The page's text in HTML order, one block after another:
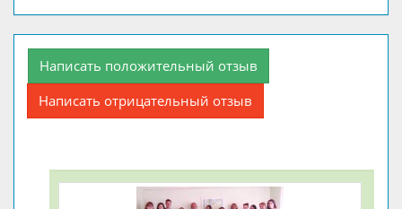
Написать положительный отзыв
Написать отрицательный отзыв